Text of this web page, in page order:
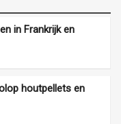
in Frankrijk en
houtpellets en